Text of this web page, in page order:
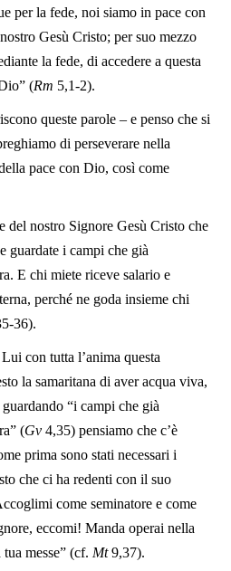
per la fede, noi siamo in pace con
Gesù Cristo; per suo mezzo
la fede, di accedere a questa
(Rm 5,1-2).
queste parole – e penso che si
di perseverare nella
pace con Dio, così come
del nostro Signore Gesù Cristo che
guardate i campi che già
E chi miete riceve salario e
perché ne goda insieme chi
36).
con tutta l’anima questa
la samaritana di aver acqua viva,
“i campi che già
(Gv 4,35) pensiamo che c’è
prima sono stati necessari i
che ci ha redenti con il suo
come seminatore e come
eccomi! Manda operai nella
messe” (cf. Mt9,37).